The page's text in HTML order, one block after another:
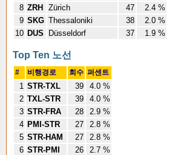
8 ZRH Zürich 47
2.4 %
9 SKG Thessaloniki 38
2.0 %
10 DUS Düsseldorf 37 1.9 %
Top Ten 노선
# 비행경로 회수 퍼센트
1 STR-TXL 39
4.0 %
2 TXL-STR 39
4.0 %
3 STR-FRA 28
2.9 %
4 PMI-STR 27
2.8 %
5 STR-HAM 27
2.8 %
6 STR-PMI 26
2.7 %